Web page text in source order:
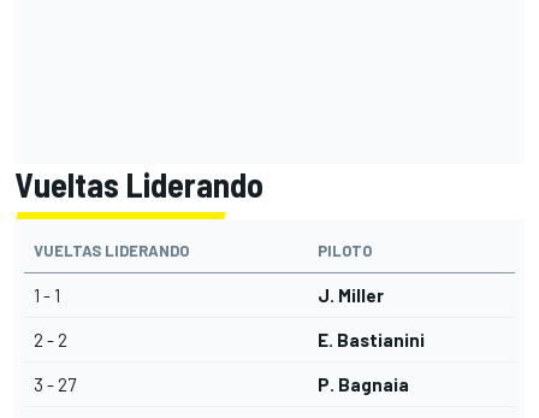
Vueltas Liderando
VUELTAS LIDERANDO PILOTO
1 - 1 J. Miller
2 - 2 E. Bastianini
3 - 27 P. Bagnaia